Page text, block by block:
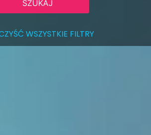
WSZYSTKIE FILTRY